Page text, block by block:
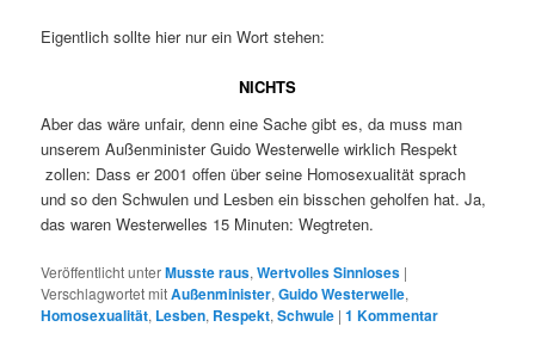
Eigentlich sollte hier nur ein Wort stehen:
NICHTS
Aber das wäre unfair, denn eine Sache gibt es, da muss man
unserem Außenminister Guido Westerwelle wirklich Respekt
zollen: Dass er 2001 offen über seine Homosexualität sprach
und so den Schwulen und Lesben ein bisschen geholfen hat. Ja,
das waren Westerwelles 15 Minuten: Wegtreten.
Veröffentlicht unterMusste raus,Wertvolles Sinnloses |
Verschlagwortet mitAußenminister,Guido Westerwelle,
Homosexualität, Lesben, Respekt,Schwule |1 Kommentar